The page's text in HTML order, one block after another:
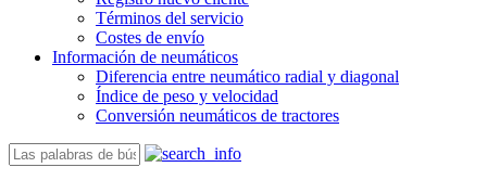
Términos del servicio
Costes de envío
Información de neumáticos
Diferencia entre neumático radial y diagonal
Índice de peso y velocidad
Conversión neumáticos de tractores